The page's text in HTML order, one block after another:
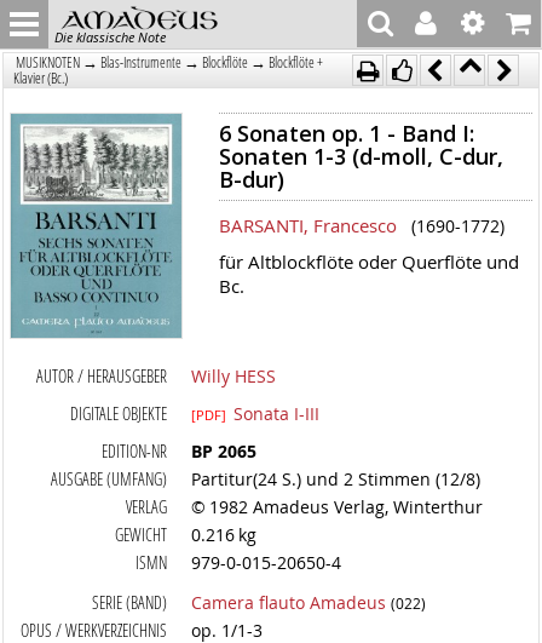
Die klassische Note
MUSIKNOTEN → Blas-Instrumente → Blockflöte → Blockflöte +
Klavier (Bc.)
6 Sonaten op. 1 - Band I:
Sonaten 1-3 (d-moll, C-dur,
B-dur)
BARSANTI, Francesco (1690-1772)
für Altblockflöte oder Querflöte und
Bc.
AUTOR / HERAUSGEBER
Willy HESS
DIGITALE OBJEKTE
[PDF] Sonata I-III
EDITION-NR
BP 2065
AUSGABE (UMFANG)
Partitur(24 S.) und 2 Stimmen (12/8)
VERLAG
© 1982 Amadeus Verlag, Winterthur
GEWICHT
0.216 kg
ISMN
979-0-015-20650-4
SERIE (BAND)
Camera flauto Amadeus (022)
OPUS / WERKVERZEICHNIS
op. 1/1-3